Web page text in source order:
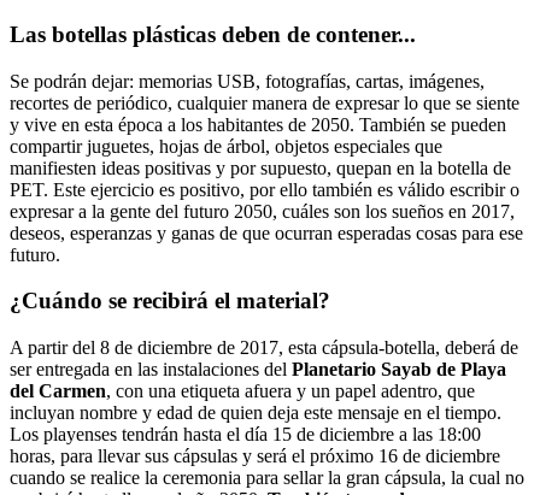
Las botellas plásticas deben de contener...
Se podrán dejar: memorias USB, fotografías, cartas, imágenes,
recortes de periódico, cualquier manera de expresar lo que se siente
y vive en esta época a los habitantes de 2050. También se pueden
compartir juguetes, hojas de árbol, objetos especiales que
manifiesten ideas positivas y por supuesto, quepan en la botella de
PET. Este ejercicio es positivo, por ello también es válido escribir o
expresar a la gente del futuro 2050, cuáles son los sueños en 2017,
deseos, esperanzas y ganas de que ocurran esperadas cosas para ese
futuro.
¿Cuándo se recibirá el material?
A partir del 8 de diciembre de 2017, esta cápsula-botella, deberá de
ser entregada en las instalaciones del Planetario Sayab de Playa
del Carmen, con una etiqueta afuera y un papel adentro, que
incluyan nombre y edad de quien deja este mensaje en el tiempo.
Los playenses tendrán hasta el día 15 de diciembre a las 18:00
horas, para llevar sus cápsulas y será el próximo 16 de diciembre
cuando se realice la ceremonia para sellar la gran cápsula, la cual no